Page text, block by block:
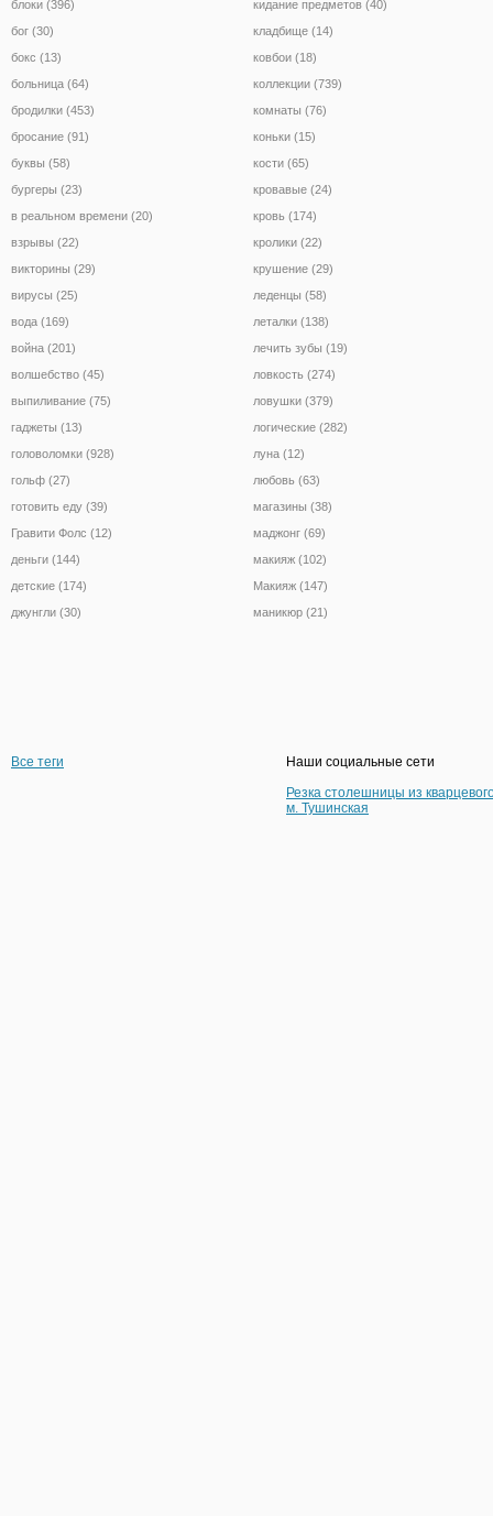
блоки (396)
бог (30)
бокс (13)
больница (64)
бродилки (453)
бросание (91)
буквы (58)
бургеры (23)
в реальном времени (20)
взрывы (22)
викторины (29)
вирусы (25)
вода (169)
война (201)
волшебство (45)
выпиливание (75)
гаджеты (13)
головоломки (928)
гольф (27)
готовить еду (39)
Гравити Фолс (12)
деньги (144)
детские (174)
джунгли (30)
кидание предметов (40)
кладбище (14)
ковбои (18)
коллекции (739)
комнаты (76)
коньки (15)
кости (65)
кровавые (24)
кровь (174)
кролики (22)
крушение (29)
леденцы (58)
леталки (138)
лечить зубы (19)
ловкость (274)
ловушки (379)
логические (282)
луна (12)
любовь (63)
магазины (38)
маджонг (69)
макияж (102)
Макияж (147)
маникюр (21)
Все теги
Наши социальные сети
Резка столешницы из
м. Тушинская